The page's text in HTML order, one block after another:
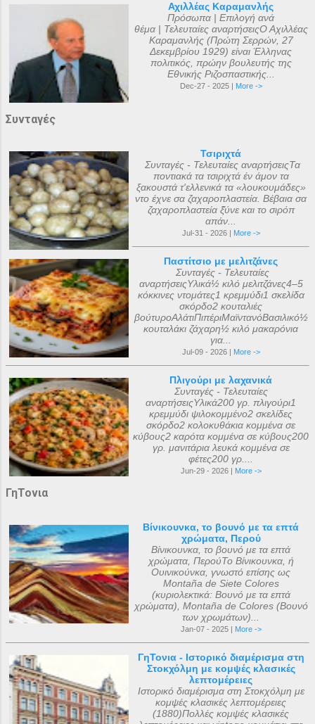
Αχιλλέας Καραμανλής
Πρόσωπα | Επιλογή ανά
θέμα | Τελευταίες αναρτήσειςΟ Αχιλλέας
Καραμανλής (Πρώτη Σερρών, 27
Δεκεμβρίου 1929) είναι Έλληνας
πολιτικός, πρώην βουλευτής της
Εθνικής Ριζοσπαστικής...
Dec-27 - 2025 | More ->
Συνταγές
Τσιριχτά
Συνταγές - Τελευταίες αναρτήσειςΤα
ποντιακά τα τσιριχτά έν άμον τα
ξακουστά τ'ελλενικά τα «λουκουμάδες»
ντο έχνε σα ζαχαροπλαστεία. Βέβαια σα
ζαχαροπλαστεία ξ̌ύνε και το σιρόπ
απάν...
Jul-31 - 2026 | More ->
Παστίτσιο με μελιτζάνες
Συνταγές - Τελευταίες
αναρτήσειςΥλικά½ κιλό μελιτζάνες4–5
κόκκινες ντομάτες1 κρεμμύδι1 σκελίδα
σκόρδο2 κουταλιές
βούτυροΑλάτιΠιπέριΜαϊντανόΒασιλικό½
κουταλάκι ζάχαρη½ κιλό μακαρόνια
για...
Jul-09 - 2026 | More ->
Πλιγούρι με λαχανικά
Συνταγές - Τελευταίες
αναρτήσειςΥλικά200 γρ. πλιγούρι1
κρεμμύδι ψιλοκομμένο2 σκελίδες
σκόρδο2 κολοκυθάκια κομμένα σε
κύβους2 καρότα κομμένα σε κύβους200
γρ. μανιτάρια λευκά κομμένα σε
φέτες200 γρ....
Jun-29 - 2026 | More ->
ΓηΤονια
Βίνικουνκα, το βουνό με τα επτά
χρώματα, Περού
Βίνικουνκα, το βουνό με τα επτά
χρώματα, ΠερούΤο Βίνικουνκα, ή
Ουινικούνκα, γνωστό επίσης ως
Montaña de Siete Colores
(κυριολεκτικά: Βουνό με τα επτά
χρώματα), Montaña de Colores (Βουνό
των χρωμάτων)...
Jan-07 - 2025 | More ->
ΓηΤονια - Ιστορικό διαμέρισμα στη
Στοκχόλμη με κομψές κλασικές
λεπτομέρειες
Ιστορικό διαμέρισμα στη Στοκχόλμη με
κομψές κλασικές λεπτομέρειες
(1880)Πολλές κομψές κλασικές